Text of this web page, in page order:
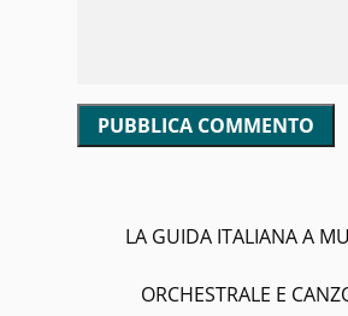
LA GUIDA ITALIANA A
ORCHESTRALE E